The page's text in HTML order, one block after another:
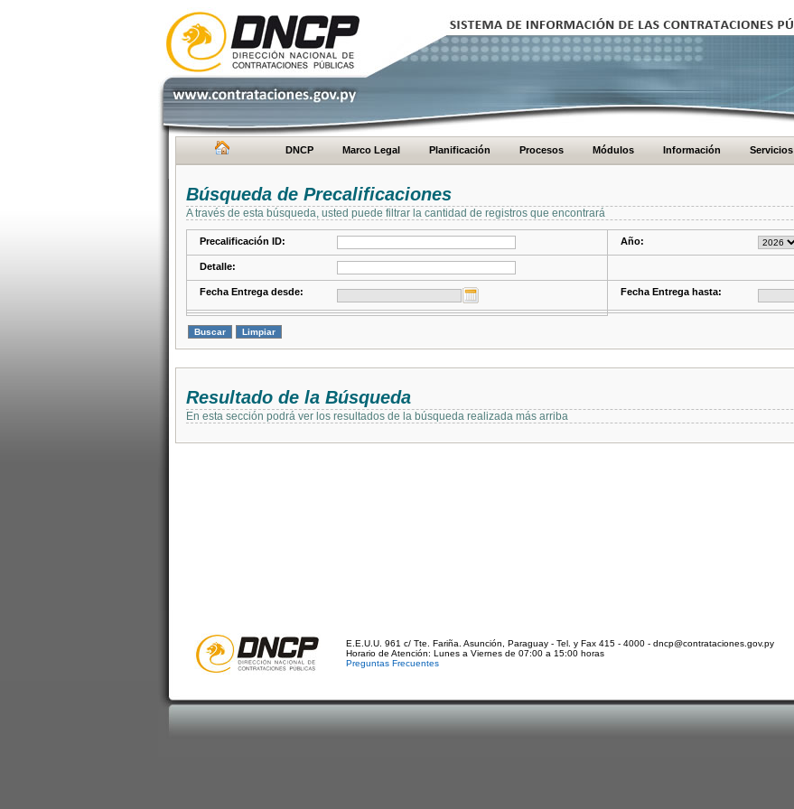
DNCP Marco Legal Planificación Procesos Módulos Información Servicios
Búsqueda de Precalificaciones
A través de esta búsqueda, usted puede filtrar la cantidad de registros que encontrará
Precalificación ID: Año:
Detalle:
Fecha Entrega desde: Fecha Entrega hasta:
Resultado de la Búsqueda
En esta sección podrá ver los resultados de la búsqueda realizada más arriba
E.E.U.U. 961 c/ Tte. Fariña. Asunción, Paraguay - Tel. y Fax 415 - 4000 - dncp@contrataciones.gov.py
Horario de Atención: Lunes a Viernes de 07:00 a 15:00 horas
Preguntas Frecuentes